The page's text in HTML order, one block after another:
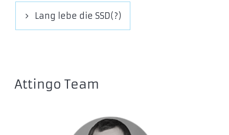
870 EVO
MZ-77E4T0B
Lang lebe die SSD(?)
Attingo Team